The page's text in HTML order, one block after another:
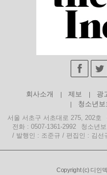
회사소개 제보 광
청소년보
서울 서초구 서초대로 275, 202호
전화 : 0507-1361-2992
청소년
/ 발행인 : 조준규 / 편집인 : 김선
Copyright (c) 디인